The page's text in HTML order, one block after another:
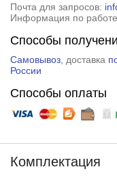
Почта для запросов:
Информация по
Способы
Самовывоз, доставка
России
Способы оплаты
Комплектация